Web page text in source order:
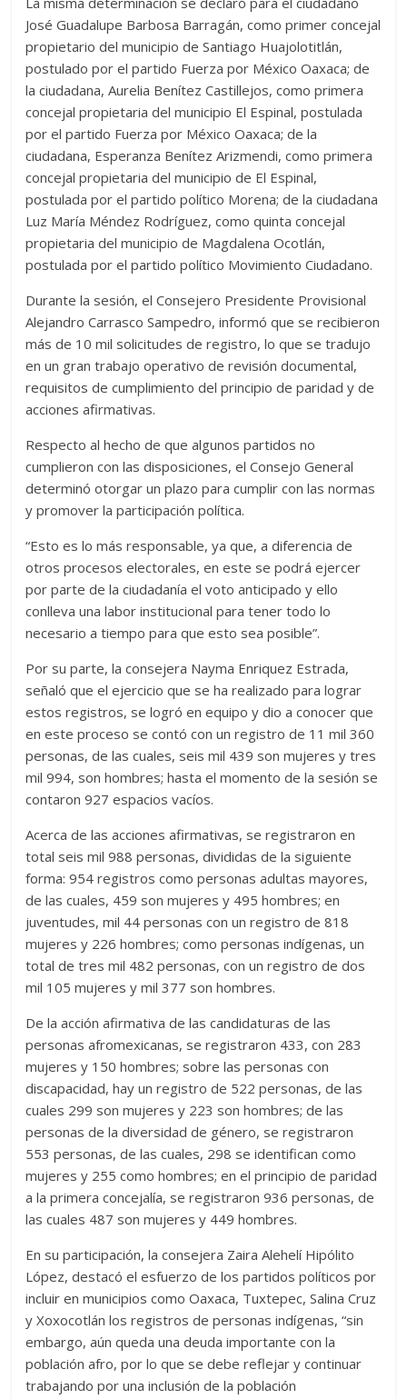
José Guadalupe Barbosa Barragán, como primer concejal
propietario del municipio de Santiago Huajolotitlán,
postulado por el partido Fuerza por México Oaxaca; de
la ciudadana, Aurelia Benítez Castillejos, como primera
concejal propietaria del municipio El Espinal, postulada
por el partido Fuerza por México Oaxaca; de la
ciudadana, Esperanza Benítez Arizmendi, como primera
concejal propietaria del municipio de El Espinal,
postulada por el partido político Morena; de la ciudadana
Luz María Méndez Rodríguez, como quinta concejal
propietaria del municipio de Magdalena Ocotlán,
postulada por el partido político Movimiento Ciudadano.
Durante la sesión, el Consejero Presidente Provisional
Alejandro Carrasco Sampedro, informó que se recibieron
más de 10 mil solicitudes de registro, lo que se tradujo
en un gran trabajo operativo de revisión documental,
requisitos de cumplimiento del principio de paridad y de
acciones afirmativas.
Respecto al hecho de que algunos partidos no
cumplieron con las disposiciones, el Consejo General
determinó otorgar un plazo para cumplir con las normas
y promover la participación política.
“Esto es lo más responsable, ya que, a diferencia de
otros procesos electorales, en este se podrá ejercer
por parte de la ciudadanía el voto anticipado y ello
conlleva una labor institucional para tener todo lo
necesario a tiempo para que esto sea posible”.
Por su parte, la consejera Nayma Enriquez Estrada,
señaló que el ejercicio que se ha realizado para lograr
estos registros, se logró en equipo y dio a conocer que
en este proceso se contó con un registro de 11 mil 360
personas, de las cuales, seis mil 439 son mujeres y tres
mil 994, son hombres; hasta el momento de la sesión se
contaron 927 espacios vacíos.
Acerca de las acciones afirmativas, se registraron en
total seis mil 988 personas, divididas de la siguiente
forma: 954 registros como personas adultas mayores,
de las cuales, 459 son mujeres y 495 hombres; en
juventudes, mil 44 personas con un registro de 818
mujeres y 226 hombres; como personas indígenas, un
total de tres mil 482 personas, con un registro de dos
mil 105 mujeres y mil 377 son hombres.
De la acción afirmativa de las candidaturas de las
personas afromexicanas, se registraron 433, con 283
mujeres y 150 hombres; sobre las personas con
discapacidad, hay un registro de 522 personas, de las
cuales 299 son mujeres y 223 son hombres; de las
personas de la diversidad de género, se registraron
553 personas, de las cuales, 298 se identifican como
mujeres y 255 como hombres; en el principio de paridad
a la primera concejalía, se registraron 936 personas, de
las cuales 487 son mujeres y 449 hombres.
En su participación, la consejera Zaira Alehelí Hipólito
López, destacó el esfuerzo de los partidos políticos por
incluir en municipios como Oaxaca, Tuxtepec, Salina Cruz
y Xoxocotlán los registros de personas indígenas, “sin
embargo, aún queda una deuda importante con la
población afro, por lo que se debe reflejar y continuar
trabajando por una inclusión de la población